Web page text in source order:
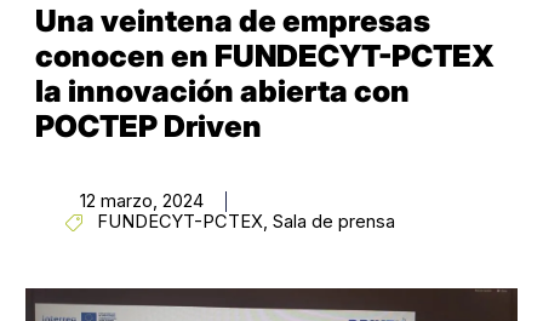
Una veintena de empresas
conocen en FUNDECYT-PCTEX
la innovación abierta con
POCTEP Driven
12 marzo, 2024
FUNDECYT-PCTEX, Sala de prensa